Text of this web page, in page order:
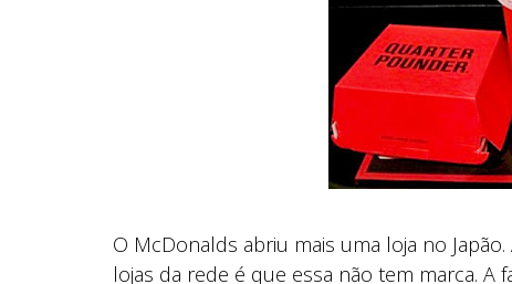
O McDonalds abriu mais uma loja no
lojas da rede é que essa não tem marca.